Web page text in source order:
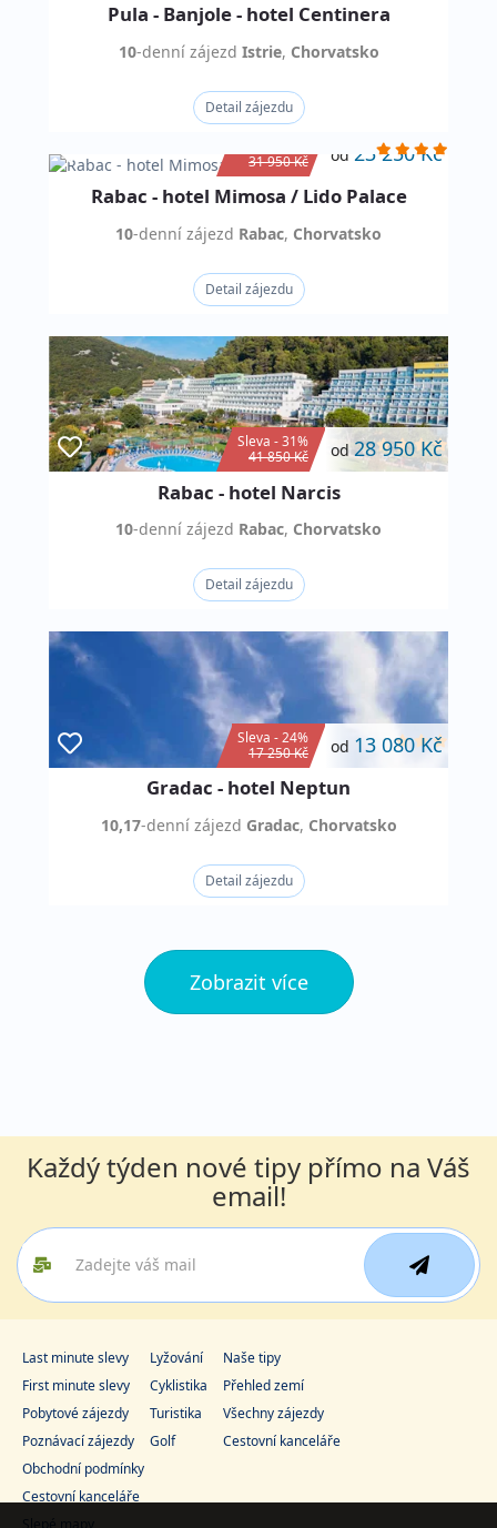
Pula - Banjole - hotel Centinera
10-dennízájezd Istrie, Chorvatsko
Detail zájezdu
31 950 Kč
od 23 250 Kč
Rabac - hotel Mimosa / Lido Palace
10-denní zájezd Rabac, Chorvatsko
Detail zájezdu
Sleva - 31%
41 850 Kč
od28 950 Kč
Rabac - hotel Narcis
10-denní zájezd Rabac, Chorvatsko
Detail zájezdu
Sleva - 24%
17 250 Kč
od 13 080 Kč
Gradac - hotel Neptun
10,17-dennízájezd Gradac, Chorvatsko
Detail zájezdu
Zobrazit více
Každý týden nové tipy přímo na Váš
email!
Last minute slevy
First minute slevy
Pobytové zájezdy
Poznávací zájezdy
Lyžování
Cyklistika
Turistika
Golf
Naše tipy
Přehled zemí
Všechny zájezdy
Cestovní kanceláře
Obchodní podmínky
Cestovní kanceláře
Slepé mapy